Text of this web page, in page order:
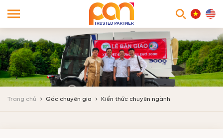
Trang chủ Góc chuyên gia Kiến thức chuyên ngành